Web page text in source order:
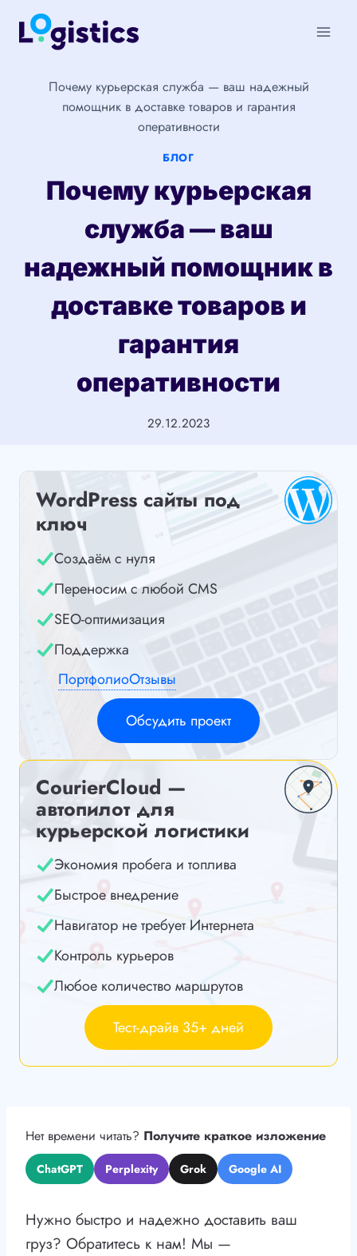
Перейти
Почему курьерская служба — ваш надежный
помощник в доставке товаров и гарантия
оперативности
БЛОГ
Почему курьерская
служба — ваш
надежный помощник в
доставке товаров и
гарантия
оперативности
29.12.2023
WordPress сайты под
ключ
Создаём с нуля
Переносим с любой CMS
SEO-оптимизация
Поддержка
ПортфолиоОтзывы
Обсудить проект
CourierCloud —
автопилот для
курьерской логистики
Экономия пробега и топлива
Быстрое внедрение
Навигатор не требует Интернета
Контроль курьеров
Любое количество маршрутов
Тест-драйв 35+ дней
Нет времени читать? Получите краткое изложение
ChatGPT Perplexity Grok Google AI
Нужно быстро и надежно доставить ваш
груз? Обратитесь к нам! Мы —